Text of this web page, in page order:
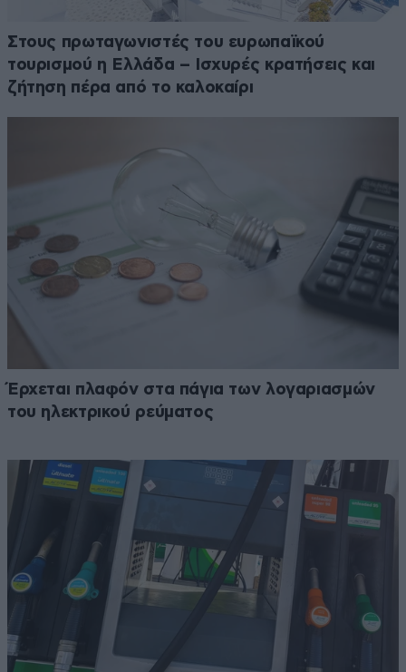
Στους πρωταγωνιστές του ευρωπαϊκού
τουρισμού η Ελλάδα – Ισχυρές κρατήσεις και
ζήτηση πέρα από το καλοκαίρι
Έρχεται πλαφόν στα πάγια των λογαριασμών
του ηλεκτρικού ρεύματος